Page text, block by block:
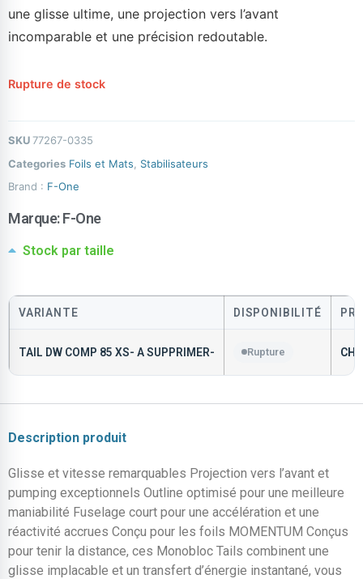
une glisse ultime, une projection vers l’avant
incomparable et une précision redoutable.
Rupture de stock
SKU 77267-0335
Categories Foils et Mats
Stabilisateurs
Brand : F-One
Marque:F-One
Stock par taille
VARIANTE DISPONIBILITÉ
TAIL DW COMP 85 XS- A SUPPRIMER- Rupture CHF
Description produit
Glisse et vitesse remarquables Projection vers l’avant et
pumping exceptionnels Outline optimisé pour une meilleure
maniabilité Fuselage court pour une accélération et une
réactivité accrues Conçu pour les foils MOMENTUM Conçus
pour tenir la distance, ces Monobloc Tails combinent une
glisse implacable et un transfert d’énergie instantané, vous